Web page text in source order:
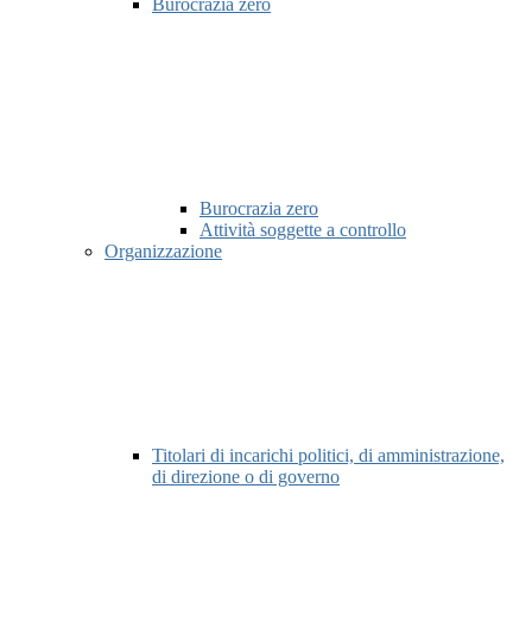
Burocrazia zero
Burocrazia zero
Attività soggette a controllo
Organizzazione
Titolari di incarichi politici, di amministrazione,
di direzione o di governo